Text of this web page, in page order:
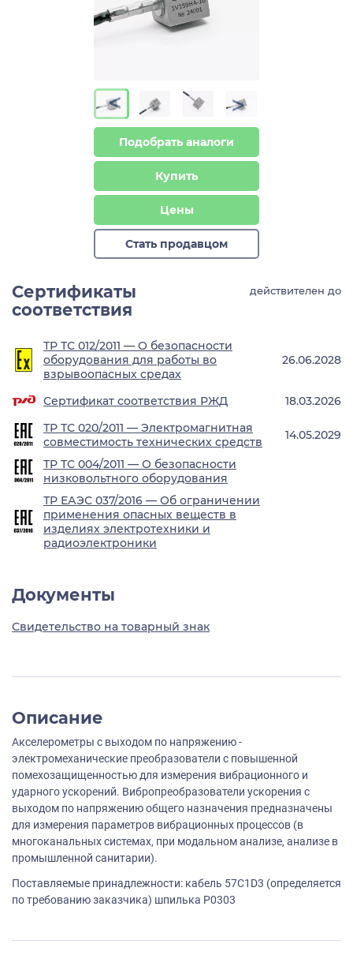
> >
Подобрать аналоги
Купить
Цены
Стать продавцом
Сертификаты
соответствия
действителен до
ТР ТС 012/2011 — О безопасности
оборудования для работы во
взрывоопасных средах
26.06.2028
Сертификат соответствия РЖД
18.03.2026
ТР ТС 020/2011 — Электромагнитная
совместимость технических средств
14.05.2029
ТР ТС 004/2011 — О безопасности
низковольтного оборудования
ТР ЕАЭС 037/2016 — Об ограничении
применения опасных веществ в
изделиях электротехники и
радиоэлектроники
Документы
Свидетельство на товарный знак
Описание
Акселерометры с выходом по напряжению -
электромеханические преобразователи с повышенной
помехозащищенностью для измерения вибрационного и
ударного ускорений. Вибропреобразователи ускорения с
выходом по напряжению общего назначения предназначены
для измерения параметров вибрационных процессов (в
многоканальных системах, при модальном анализе, анализе в
промышленной санитарии).
Поставляемые принадлежности: кабель 57C1D3 (определяется
по требованию заказчика) шпилька P0303